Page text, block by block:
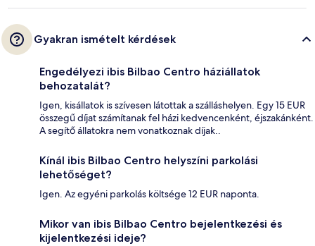
Gyakran ismételt kérdések
Engedélyezi ibis Bilbao Centro háziállatok
behozatalát?
Igen, kisállatok is szívesen látottak a szálláshelyen. Egy 15 EUR
összegű díjat számítanak fel házi kedvencenként, éjszakánként.
A segítő állatokra nem vonatkoznak díjak..
Kínál ibis Bilbao Centro helyszíni parkolási
lehetőséget?
Igen. Az egyéni parkolás költsége 12 EUR naponta.
Mikor van ibis Bilbao Centro bejelentkezési és
kijelentkezési ideje?